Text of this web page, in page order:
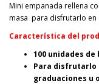
Mini empanada rellena
masa para disfrutarlo en
Característica del
100 unidades de
Para disfrutarlo
graduaciones u